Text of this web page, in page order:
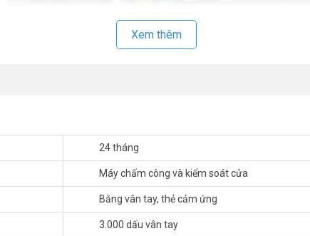
Xem thêm
24 tháng
Máy chấm công và kiểm soát cửa
Bằng vân tay, thẻ cảm ứng
3.000 dấu vân tay